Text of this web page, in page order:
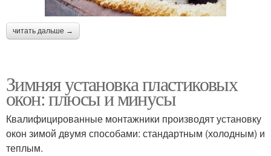
читать дальше →
Зимняя установка пластиковых
окон: плюсы и минусы
Квалифицированные монтажники производят установку
окон зимой двумя способами: стандартным (холодным) и
теплым.